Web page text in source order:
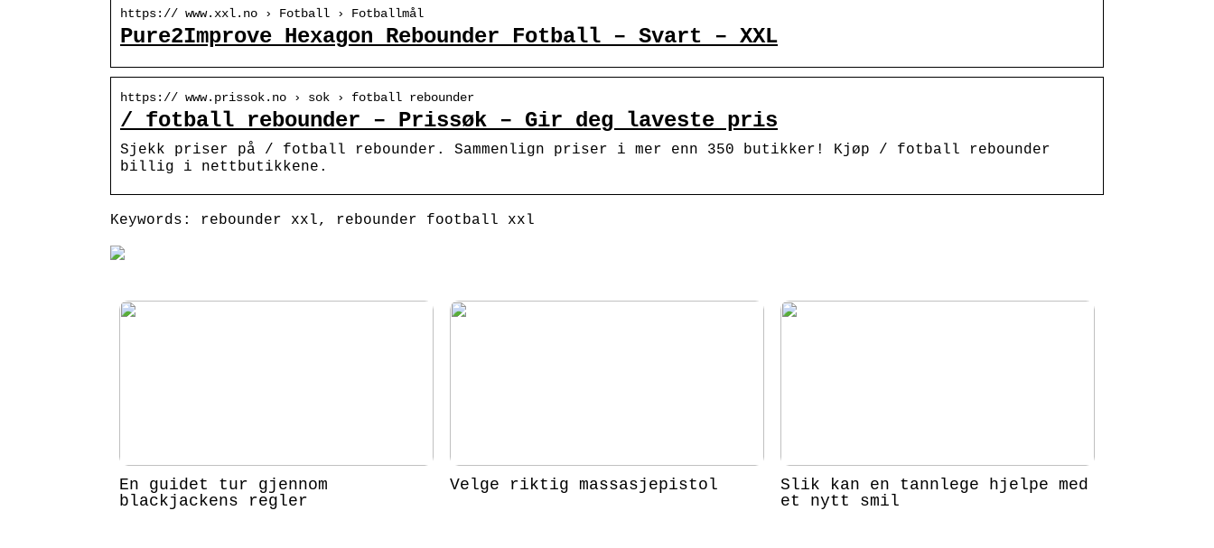
https:// www.xxl.no › Fotball › Fotballmål
Pure2Improve Hexagon Rebounder Fotball – Svart – XXL
https:// www.prissok.no › sok › fotball rebounder
/ fotball rebounder – Prissøk – Gir deg laveste pris
Sjekk priser på / fotball rebounder. Sammenlign priser i mer enn 350 butikker! Kjøp / fotball rebounder
billig i nettbutikkene.
Keywords: rebounder xxl, rebounder football xxl
En guidet tur gjennom
blackjackens regler
Velge riktig massasjepistol
Slik kan en tannlege hjelpe med
et nytt smil